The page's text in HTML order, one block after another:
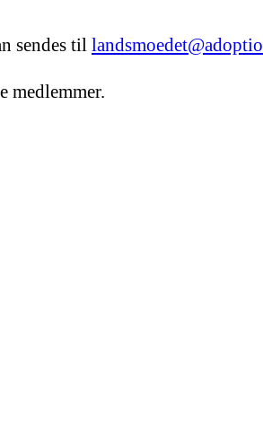
sendes til
medlemmer.